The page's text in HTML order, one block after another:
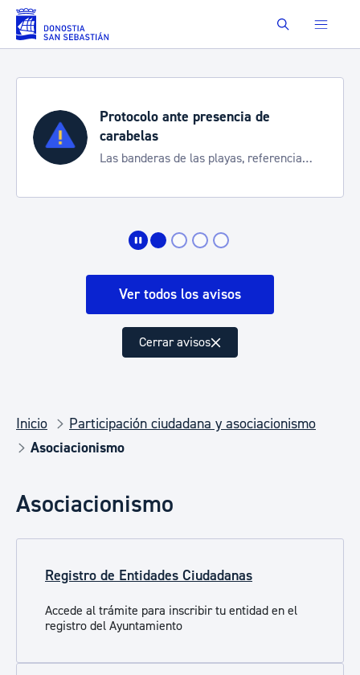
Saltar al contenido principal Buscar
Protocolo ante presencia de
carabelas
Las banderas de las playas, referencia
Ver todos los avisos
Cerrar avisos
Inicio
Participación ciudadana y asociacionismo
Asociacionismo
Asociacionismo
Registro de Entidades Ciudadanas
Accede al trámite para inscribir tu entidad en el
registro del Ayuntamiento